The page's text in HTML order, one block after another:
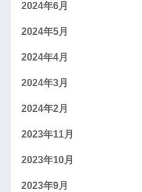
2024年6月
2024年5月
2024年4月
2024年3月
2024年2月
2023年11月
2023年10月
2023年9月